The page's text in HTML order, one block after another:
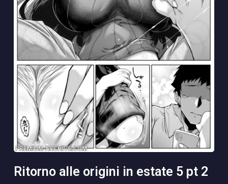
ritorno alle origini in estate 5 pt 2